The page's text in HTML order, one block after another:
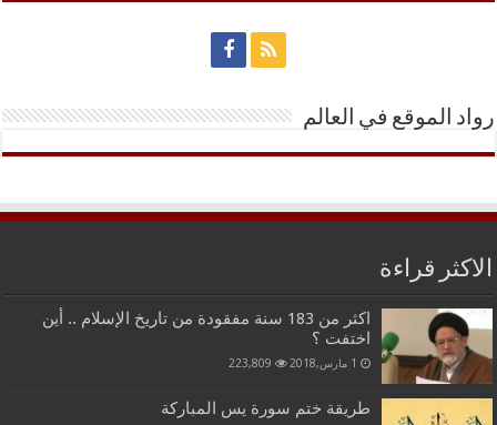
رواد الموقع في العالم
الاكثر قراءة
اكثر من 183 سنة مفقودة من تاريخ الإسلام .. أين
اختفت ؟
1 مارس,2018 223,809
طريقة ختم سورة يس المباركة